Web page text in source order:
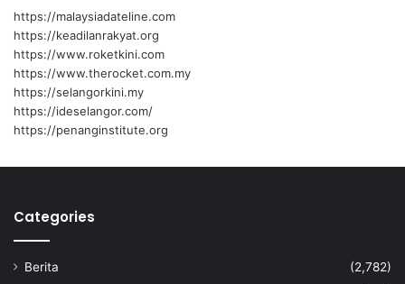
n
n
a
h
Y
e
o
https://malaysiadateline.com
https://keadilanrakyat.org
https://www.roketkini.com
https://www.therocket.com.my
https://selangorkini.my
https://ideselangor.com/
https://penanginstitute.org
Categories
Berita
(2,782)